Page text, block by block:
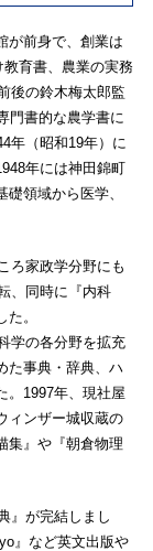
が前身で、創業は
育書、農業の実務
後の鈴木梅太郎監
門書的な農学書に
年（昭和19年）に
年には神田錦町
領域から医学、
ろ家政学分野にも
、同時に『内科
。
学の各分野を拡充
た事典・辞典、ハ
。1997年、現社屋
ィンザー城収蔵の
集』や『朝倉物理
』が完結しまし
』など英文出版や